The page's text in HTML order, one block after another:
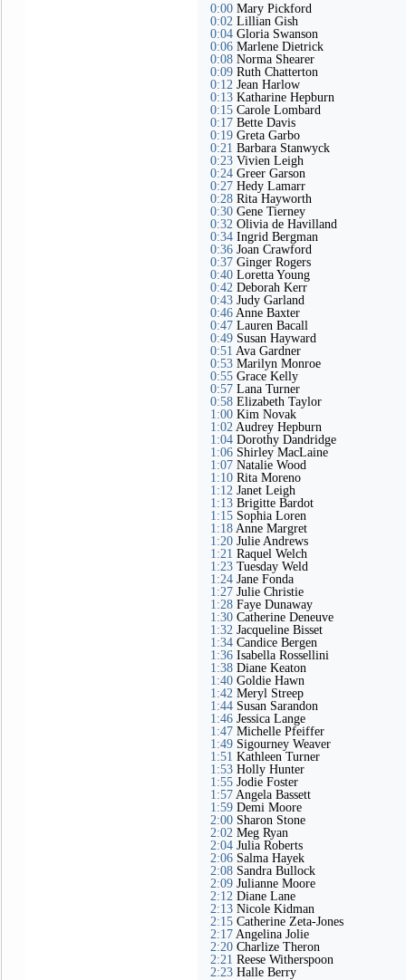
0:00 Mary Pickford
0:02 Lillian Gish
0:04 Gloria Swanson
0:06 Marlene Dietrick
0:08 Norma Shearer
0:09 Ruth Chatterton
0:12 Jean Harlow
0:13 Katharine Hepburn
0:15 Carole Lombard
0:17 Bette Davis
0:19 Greta Garbo
0:21 Barbara Stanwyck
0:23 Vivien Leigh
0:24 Greer Garson
0:27 Hedy Lamarr
0:28 Rita Hayworth
0:30 Gene Tierney
0:32 Olivia de Havilland
0:34 Ingrid Bergman
0:36 Joan Crawford
0:37 Ginger Rogers
0:40 Loretta Young
0:42 Deborah Kerr
0:43 Judy Garland
0:46 Anne Baxter
0:47 Lauren Bacall
0:49 Susan Hayward
0:51 Ava Gardner
0:53 Marilyn Monroe
0:55 Grace Kelly
0:57 Lana Turner
0:58 Elizabeth Taylor
1:00 Kim Novak
1:02 Audrey Hepburn
1:04 Dorothy Dandridge
1:06 Shirley MacLaine
1:07 Natalie Wood
1:10 Rita Moreno
1:12 Janet Leigh
1:13 Brigitte Bardot
1:15 Sophia Loren
1:18 Anne Margret
1:20 Julie Andrews
1:21 Raquel Welch
1:23 Tuesday Weld
1:24 Jane Fonda
1:27 Julie Christie
1:28 Faye Dunaway
1:30 Catherine Deneuve
1:32 Jacqueline Bisset
1:34 Candice Bergen
1:36 Isabella Rossellini
1:38 Diane Keaton
1:40 Goldie Hawn
1:42 Meryl Streep
1:44 Susan Sarandon
1:46 Jessica Lange
1:47 Michelle Pfeiffer
1:49 Sigourney Weaver
1:51 Kathleen Turner
1:53 Holly Hunter
1:55 Jodie Foster
1:57 Angela Bassett
1:59 Demi Moore
2:00 Sharon Stone
2:02 Meg Ryan
2:04 Julia Roberts
2:06 Salma Hayek
2:08 Sandra Bullock
2:09 Julianne Moore
2:12 Diane Lane
2:13 Nicole Kidman
2:15 Catherine Zeta-Jones
2:17 Angelina Jolie
2:20 Charlize Theron
2:21 Reese Witherspoon
2:23 Halle Berry